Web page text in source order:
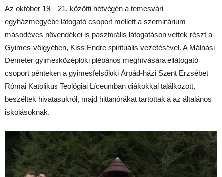
Az október 19 – 21. közötti hétvégén a temesvári
egyházmegyébe látogató csoport mellett a szeminárium
másodéves növendékei is pasztorális látogatáson vettek részt a
Gyimes-völgyében, Kiss Endre spirituális vezetésével. A Málnási
Demeter gyimesközéploki plébános meghívására ellátogató
csoport pénteken a gyimesfelsőloki Árpád-házi Szent Erzsébet
Római Katolikus Teológiai Líceumban diákokkal találkozott,
beszéltek hivatásukról, majd hittanórákat tartottak a az általános
iskolásoknak.